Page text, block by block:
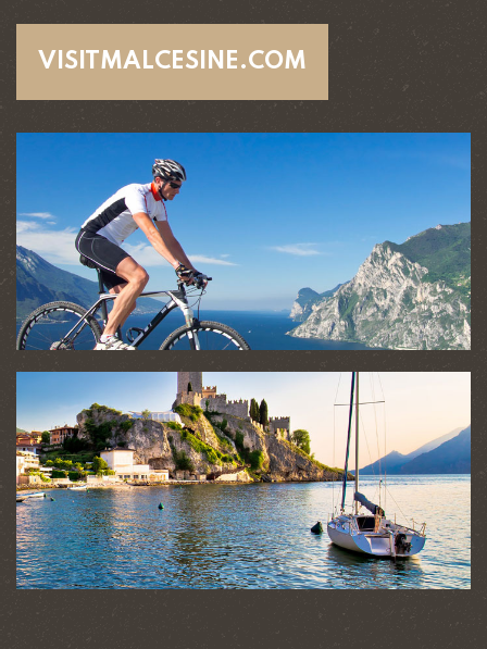
VISITMALCESINE.COM